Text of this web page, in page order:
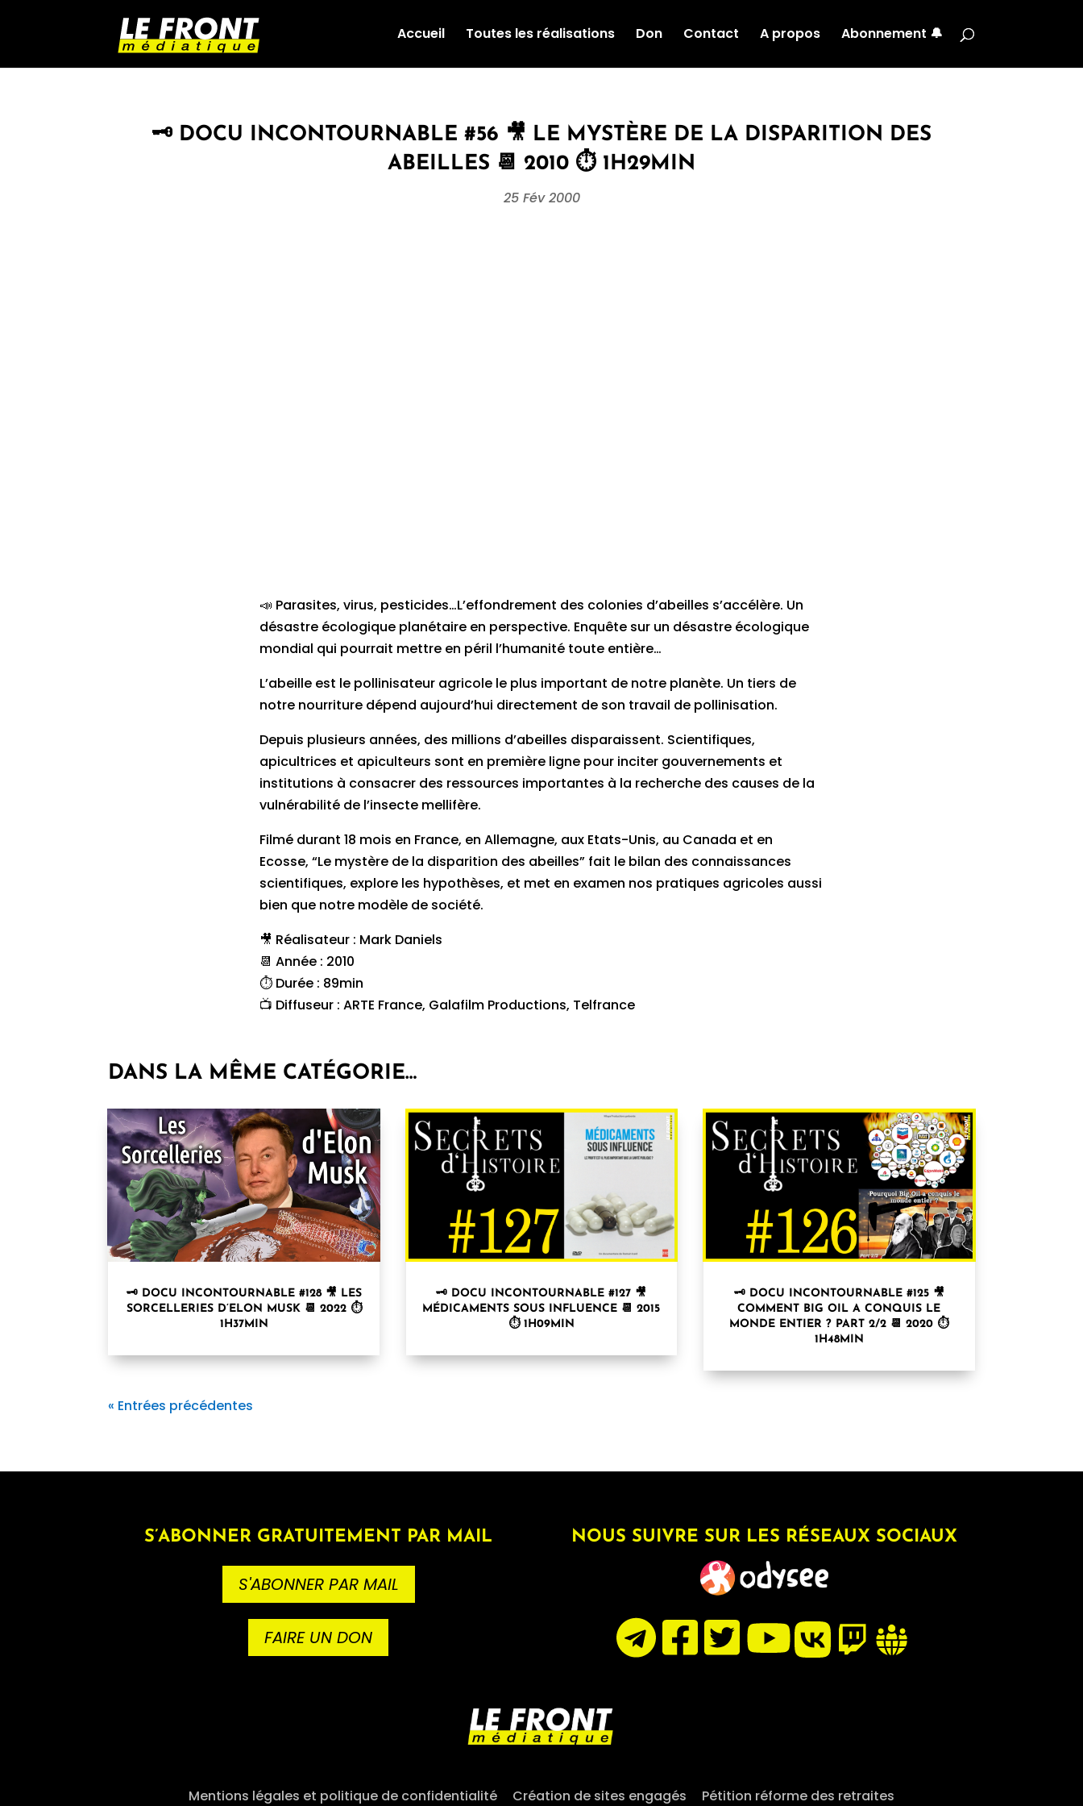
Accueil Toutes les réalisations Don Contact A propos Abonnement 🔔
🗝 DOCU INCONTOURNABLE #56 🎥 LE MYSTÈRE DE LA DISPARITION DES
ABEILLES 📆 2010 ⏱ 1H29MIN
25 Fév 2000
📣 Parasites, virus, pesticides…L’effondrement des colonies d’abeilles s’accélère. Un
désastre écologique planétaire en perspective. Enquête sur un désastre écologique
mondial qui pourrait mettre en péril l’humanité toute entière…
L’abeille est le pollinisateur agricole le plus important de notre planète. Un tiers de
notre nourriture dépend aujourd’hui directement de son travail de pollinisation.
Depuis plusieurs années, des millions d’abeilles disparaissent. Scientifiques,
apicultrices et apiculteurs sont en première ligne pour inciter gouvernements et
institutions à consacrer des ressources importantes à la recherche des causes de la
vulnérabilité de l’insecte mellifère.
Filmé durant 18 mois en France, en Allemagne, aux Etats-Unis, au Canada et en
Ecosse, “Le mystère de la disparition des abeilles” fait le bilan des connaissances
scientifiques, explore les hypothèses, et met en examen nos pratiques agricoles aussi
bien que notre modèle de société.
🎥 Réalisateur : Mark Daniels
📆 Année : 2010
⏱ Durée : 89min
📺 Diffuseur : ARTE France, Galafilm Productions, Telfrance
DANS LA MÊME CATÉGORIE…
🗝 DOCU INCONTOURNABLE #128 🎥 LES
SORCELLERIES D’ELON MUSK 📆 2022 ⏱
1H37MIN
🗝 DOCU INCONTOURNABLE #127 🎥
MÉDICAMENTS SOUS INFLUENCE 📆 2015
⏱ 1H09MIN
🗝 DOCU INCONTOURNABLE #125 🎥
COMMENT BIG OIL A CONQUIS LE
MONDE ENTIER ? PART 2/2 📆 2020 ⏱
1H48MIN
« Entrées précédentes
S’ABONNER GRATUITEMENT PAR MAIL
S'ABONNER PAR MAIL
FAIRE UN DON
NOUS SUIVRE SUR LES RÉSEAUX SOCIAUX
Mentions légales et politique de confidentialité Création de sites engagés Pétition réforme des retraites